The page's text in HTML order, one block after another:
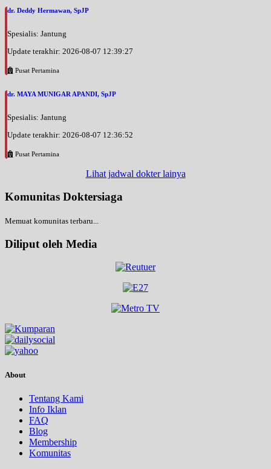
dr. Deddy Hermawan, SpJP
Spesialis: Jantung
Update terakhir: 2026-08-07 12:39:27
Pusat Pertamina
dr. MAYA MUNIGAR APANDI, SpJP
Spesialis: Jantung
Update terakhir: 2026-08-07 12:36:52
Pusat Pertamina
Lihat jadwal dokter lainya
Komunitas Doktersiaga
Memuat komunitas terbaru...
Diliput oleh Media
About
Tentang Kami
Info Iklan
FAQ
Blog
Membership
Komunitas